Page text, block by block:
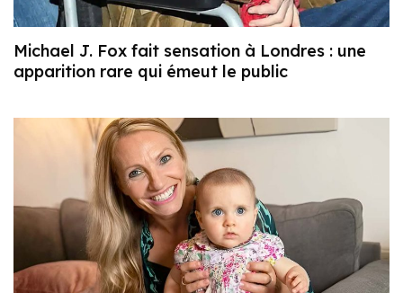
Michael J. Fox fait sensation à Londres : une
apparition rare qui émeut le public